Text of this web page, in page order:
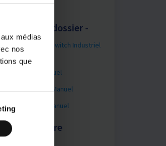
médias
nos
que
dans ce dossier -
Activer IGMP dans switch Industriel
GGM INS8RPA - Manuel
INS8RP4LCA - Manuel
INS8R2LCA - Manuel
pourriez être
par -